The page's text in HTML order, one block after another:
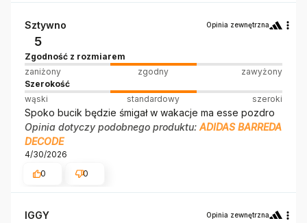
Sztywno Opinia zewnętrzna
5
Zgodność z rozmiarem
zaniżony
zgodny
zawyżony
Szerokość
wąski
standardowy szeroki
Spoko bucik będzie śmigał w wakacje ma esse pozdro
Opinia dotyczy podobnego produktu: ADIDAS BARREDA
DECODE
4/30/2026
0
0
IGGY Opinia zewnętrzna